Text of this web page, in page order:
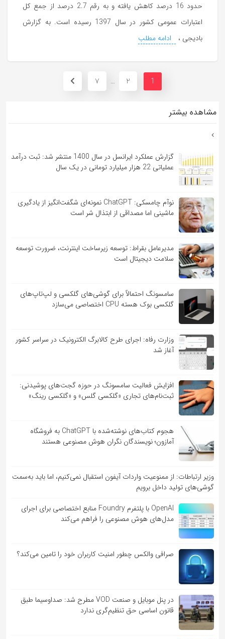
حدود 16 درصد کاهش یافته و به رقم 2.7 درصد از جمع کل
اعتبارات عمومی کشور در سال 1397 رسیده است. به گزارش
بادیجی ،
ادامه مطلب
1
2
…
7
مشاهده بیشتر
گزارش عملکرد ایرانسل در سال 1400 منتشر شد: ثبت درآمد
عملیاتی 22 هزار میلیارد تومانی در یک سال
نوآم چامسکی: ChatGPT نمونه‌ای شگفت‌انگیز از یادگیری
ماشینی اما مصداقی از ابتذال شر است
مدیرعامل بقراط: توسعه زیرساخت اینترنت، ضرورت توسعه
سلامت دیجیتال است
سامسونگ احتمالاً برای گوشی‌های گلکسی و لپ‌تاپ‌های
گلکسی بوک هسته CPU اختصاصی می‌سازد
وزارت رفاه: اجرای طرح کالابرگ الکترونیک در سراسر کشور
آغاز شد
افزایش فعالیت سامسونگ در حوزه گجت‌های پوشیدنی:
ثبت‌نام‌های تجاری «گلکسی گلس» و «گلکسی رینگ»
هجوم کتاب‌های نوشته‌شده با ChatGPT به فروشگاه
آمازون؛ نویسندگان نگران هوش مصنوعی هستند
وزیر ارتباطات: از ممنوعیت واردات آیفون استقبال نمی‌کنیم، اما باید به‌سمت
گوشی‌های تولید داخل برویم
OpenAI با پلتفرم Foundry منابع اختصاصی برای اجرای
مدل‌های هوش مصنوعی را فراهم می‌کند
صرافی والکس چطور امنیت کاربران خود را تامین می‌کند؟
در پنل موبایل و صنعت VOD مطرح شد: صداوسیما طبق
قانون اساسی حق تنظیم‌گری ندارد